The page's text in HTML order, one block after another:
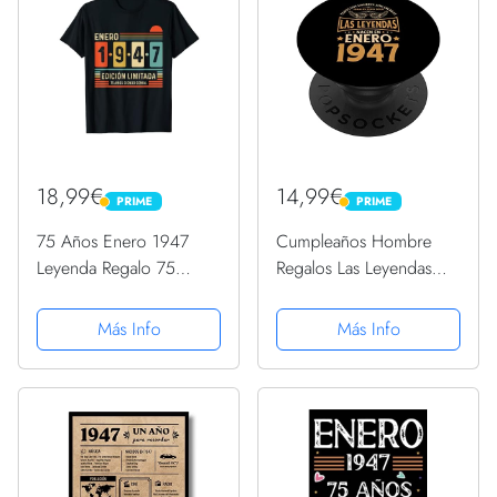
... regalo...
... regalo...
18,99€ PRIME
PRIME
75 Años Enero 1947
Leyenda Regalo 75
Más Info
14,99€ PRIME
PRIME
Cumpleaños Hombre
Regalos Las Leyendas
PopGrip Intercambiable
Más Info